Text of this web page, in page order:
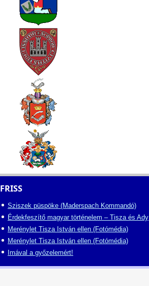
FRISS
Sziszek püspöke (Maderspach Kommandó)
Érdekfeszítő magyar történelem – Tisza és Ady
Merénylet Tisza István ellen (Fotómédia)
Merénylet Tisza István ellen (Fotómédia)
Imával a győzelemért!